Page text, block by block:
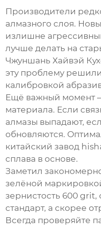
Производители
алмазного слоя.
излишне
лучше делать на
Чжуншань Хайвэй
эту проблему
калибровкой
Ещё важный момент
материала. Если
алмазы выпадают,
обновляются.
китайский завод
сплава в основе.
Заметил
зелёной
зернистость 600
стандарт, а скорее
Всегда проверяйте